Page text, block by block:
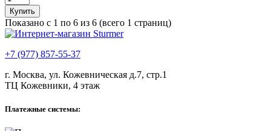
Купить
Показано с 1 по 6 из 6 (всего 1 страниц)
+7 (977) 857-55-37
г. Москва, ул. Кожевническая д.7, стр.1
ТЦ Кожевники, 4 этаж
Платежные системы: